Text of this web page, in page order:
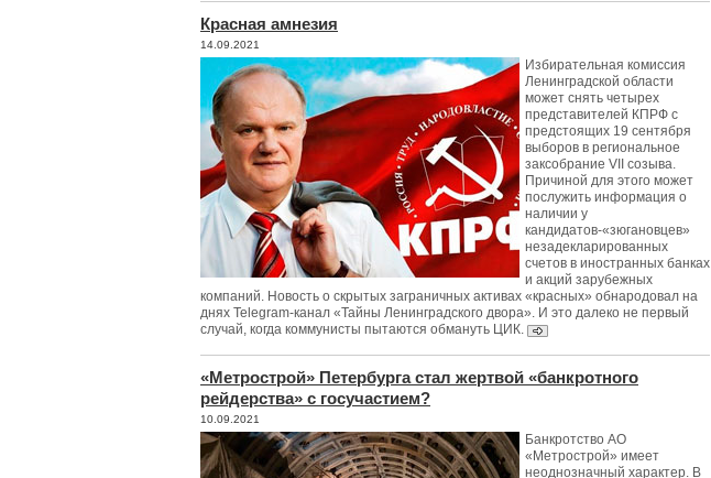
Красная амнезия
14.09.2021
Избирательная комиссия
Ленинградской области
может снять четырех
представителей КПРФ с
предстоящих 19 сентября
выборов в региональное
заксобрание VII созыва.
Причиной для этого может
послужить информация о
наличии у
кандидатов-«зюгановцев»
незадекларированных
счетов в иностранных банках
и акций зарубежных
компаний. Новость о скрытых заграничных активах «красных» обнародовал на
днях Telegram-канал «Тайны Ленинградского двора». И это далеко не первый
случай, когда коммунисты пытаются обмануть ЦИК.
«Метрострой» Петербурга стал жертвой «банкротного
рейдерства» с госучастием?
10.09.2021
Банкротство АО
«Метрострой» имеет
неоднозначный характер. В